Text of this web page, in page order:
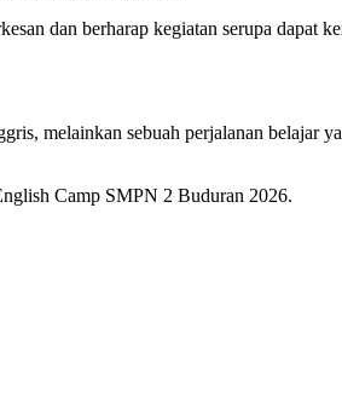
dan berharap kegiatan serupa dapat
melainkan sebuah perjalanan belajar
Camp SMPN 2 Buduran 2026.